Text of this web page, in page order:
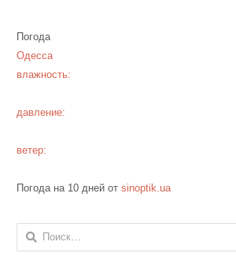
Погода
Одесса
влажность:
давление:
ветер:
Погода на 10 дней от sinoptik.ua
Найти: